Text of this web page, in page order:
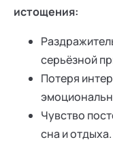
истощения:
серьёзной
Потеря
Чувство
сна и отдыха.